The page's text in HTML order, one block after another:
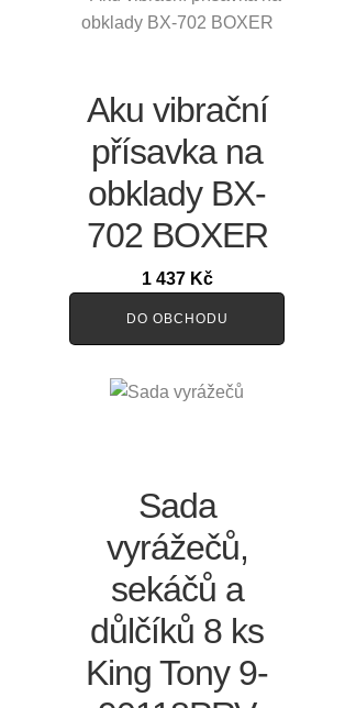
Aku vibrační
přísavka na
obklady BX-
702 BOXER
1 437 Kč
DO OBCHODU
Sada
vyrážečů,
sekáčů a
důlčíků 8 ks
King Tony 9-